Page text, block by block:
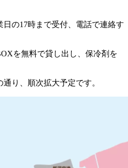
の17時まで受付、電話で連絡す
を無料で貸し出し、保冷剤を
り、順次拡大予定です。